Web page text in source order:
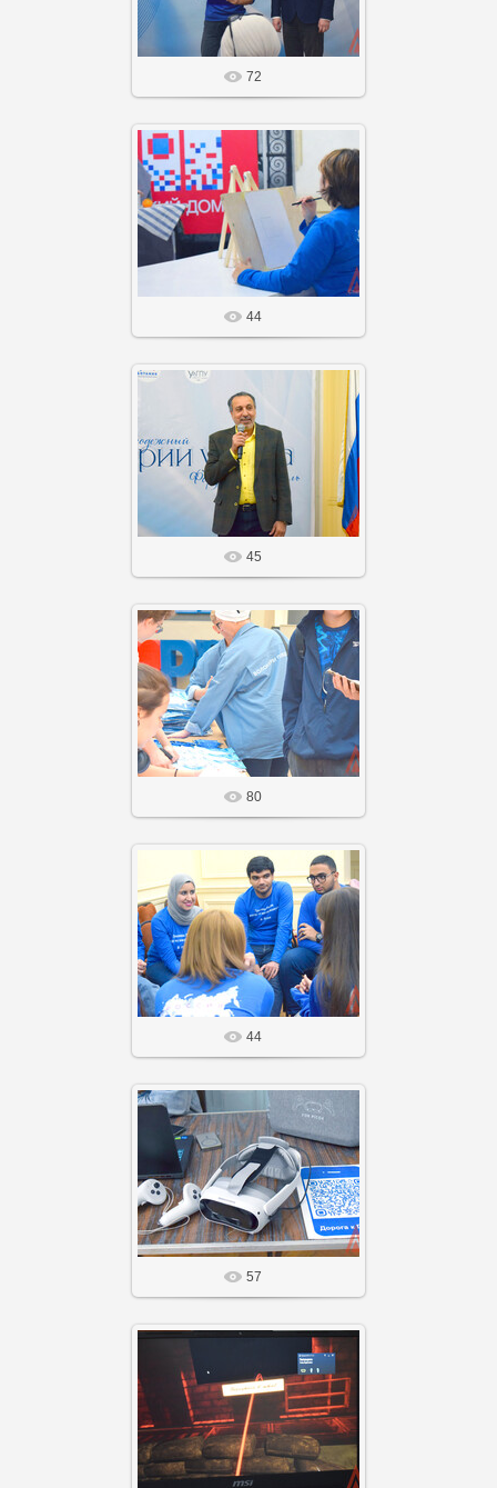
72
14 Фев 26
Агнабеяinfo
44
14 Фев 26
Агнабеяinfo
45
14 Фев 26
Агнабеяinfo
80
14 Фев 26
Агнабеяinfo
44
14 Фев 26
Агнабеяinfo
57
14 Фев 26
Агнабеяinfo